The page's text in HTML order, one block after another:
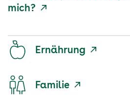
mich?
Ernährung
Familie